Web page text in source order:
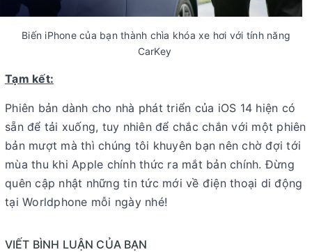
Biến iPhone của bạn thành chìa khóa xe hơi với tính năng
CarKey
Tạm kết:
Phiên bản dành cho nhà phát triển của iOS 14 hiện có
sẵn để tải xuống, tuy nhiên để chắc chắn với một phiên
bản mượt mà thì chúng tôi khuyên bạn nên chờ đợi tới
mùa thu khi Apple chính thức ra mắt bản chính. Đừng
quên cập nhật những tin tức mới về điện thoại di động
tại Worldphone mỗi ngày nhé!
VIẾT BÌNH LUẬN CỦA BẠN